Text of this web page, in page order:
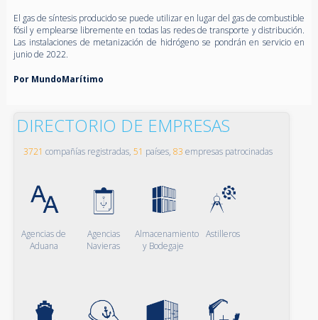
El gas de síntesis producido se puede utilizar en lugar del gas de combustible
fósil y emplearse libremente en todas las redes de transporte y distribución.
Las instalaciones de metanización de hidrógeno se pondrán en servicio en
junio de 2022.
Por MundoMarítimo
DIRECTORIO DE EMPRESAS
3721 compañías registradas, 51 países, 83 empresas patrocinadas
Agencias de
Aduana
Agencias
Navieras
Almacenamiento
y Bodegaje
Astilleros